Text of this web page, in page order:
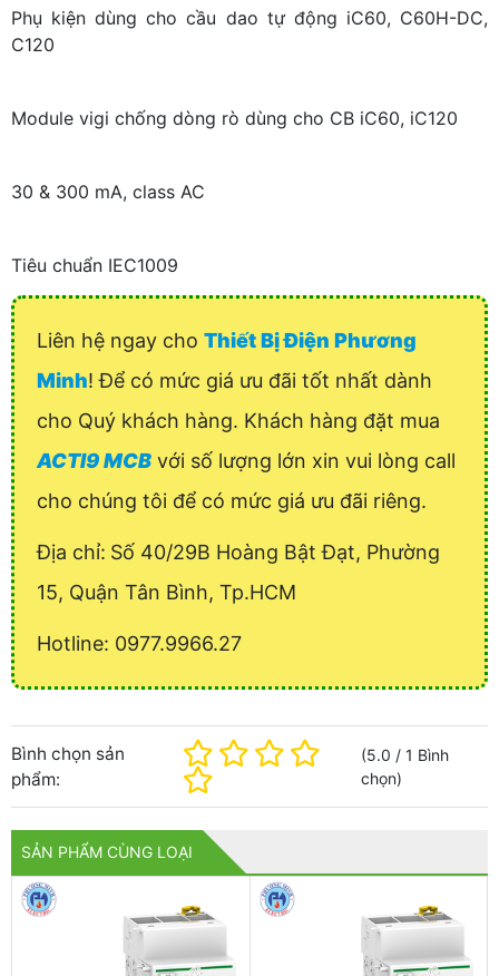
Phụ kiện dùng cho cầu dao tự động iC60, C60H-DC,
C120
Module vigi chống dòng rò dùng cho CB iC60, iC120
30 & 300 mA, class AC
Tiêu chuẩn IEC1009
Liên hệ ngay cho Thiết Bị Điện Phương
Minh! Để có mức giá ưu đãi tốt nhất dành
cho Quý khách hàng. Khách hàng đặt mua
ACTI9 MCB với số lượng lớn xin vui lòng call
cho chúng tôi để có mức giá ưu đãi riêng.
Địa chỉ: Số 40/29B Hoàng Bật Đạt, Phường
15, Quận Tân Bình, Tp.HCM
Hotline: 0977.9966.27
Bình chọn sản
phẩm:
(5.0 /1 Bình
chọn)
SẢN PHẨM CÙNG LOẠI